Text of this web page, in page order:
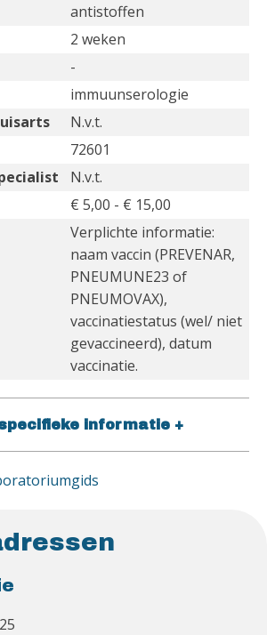
antistoffen
2 weken
-
immuunserologie
N.v.t.
72601
N.v.t.
€ 5,00 - € 15,00
Verplichte informatie:
naam vaccin (PREVENAR,
PNEUMUNE23 of
PNEUMOVAX),
vaccinatiestatus (wel/ niet
gevaccineerd), datum
vaccinatie.
informatie +